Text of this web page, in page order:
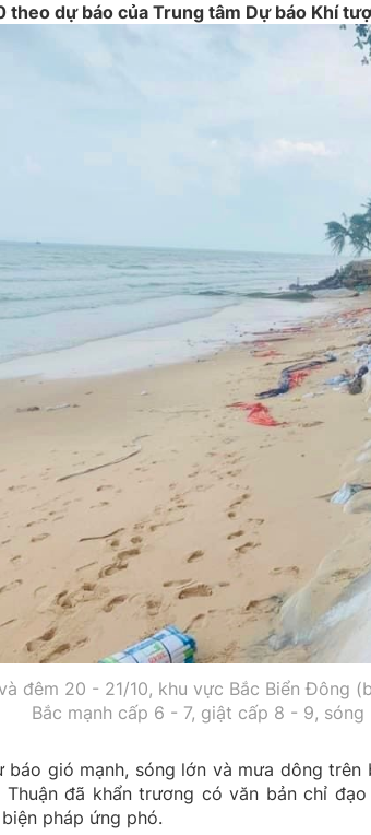
theo dự báo của Trung tâm Dự báo Khí
đêm 20 - 21/10, khu vực Bắc Biển Đông
Bắc mạnh cấp 6 - 7, giật cấp 8 - 9,
báo gió mạnh, sóng lớn và mưa dông trên
Thuận đã khẩn trương có văn bản chỉ
pháp ứng phó.